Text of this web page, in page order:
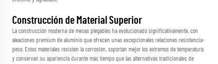
Construcción de Material Superior
La construcción moderna de mesas plegables ha evolucionado significativamente, con
aleaciones premium de aluminio que ofrecen unas excepcionales relaciones resistencia-
peso. Estos materiales resisten la corrosión, soportan mejor los extremos de temperatura
y conservan su apariencia durante más tiempo que las alternativas tradicionales de